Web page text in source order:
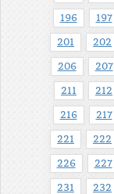
196 197
201 202
206 207
211 212
216 217
221 222
226 227
231 232